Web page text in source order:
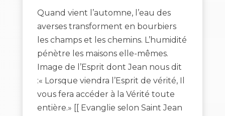
Quand vient l’automne, l’eau des
averses transforment en bourbiers
les champs et les chemins. L’humidité
pénètre les maisons elle-mêmes.
Image de l’Esprit dont Jean nous dit
:« Lorsque viendra l’Esprit de vérité, Il
vous fera accéder à la Vérité toute
entière.» [[ Evanglie selon Saint Jean